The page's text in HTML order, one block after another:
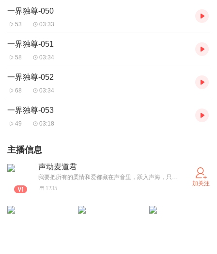
一界独尊-050
53 03:33
一界独尊-051
58 03:34
一界独尊-052
68 03:34
一界独尊-053
49 03:18
主播信息
声动麦道君
我要把所有的柔情和爱都藏在声音里，跃入声海，只为遇见你！
1235
加关注